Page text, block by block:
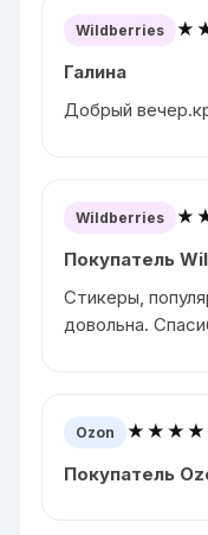
Wildberries
Галина
Добрый
Wildberries
Покупатель
Стикеры,
довольна.
Ozon
Покупатель